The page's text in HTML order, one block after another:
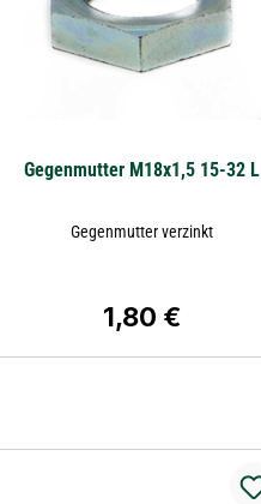
Gegenmutter M18x1,5 15-32 L
Gegenmutter verzinkt
Regulärer Preis:
1,80 €